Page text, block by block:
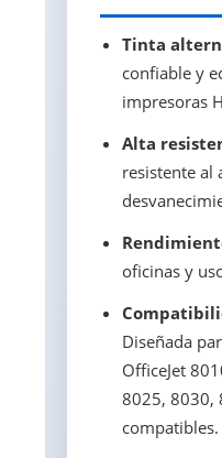
Tinta
confiable y
impresoras
Alta
resistente al
oficinas y
Diseñada
OfficeJet
8025, 8030,
compatibles.